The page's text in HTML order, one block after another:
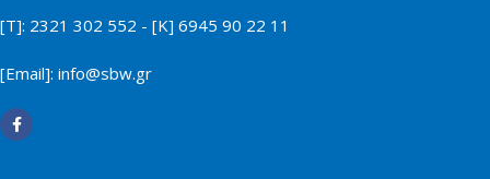
[Τ]: 2321 302 552 - [Κ] 6945 90 22 11
[Email]: info@sbw.gr